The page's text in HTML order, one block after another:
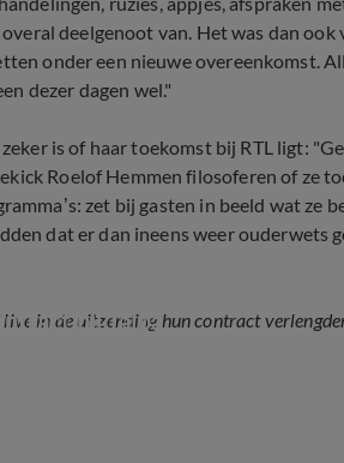
deelgenoot van. Het was dan ook
onder een nieuwe overeenkomst.
dezer dagen wel."
is of haar toekomst bij RTL ligt:
Roelof Hemmen filosoferen of ze
zet bij gasten in beeld wat ze
dat er dan ineens weer ouderwets
in de uitzending hun contract
bij Talpa